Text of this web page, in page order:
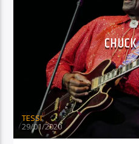
TESSI
29/01/2020